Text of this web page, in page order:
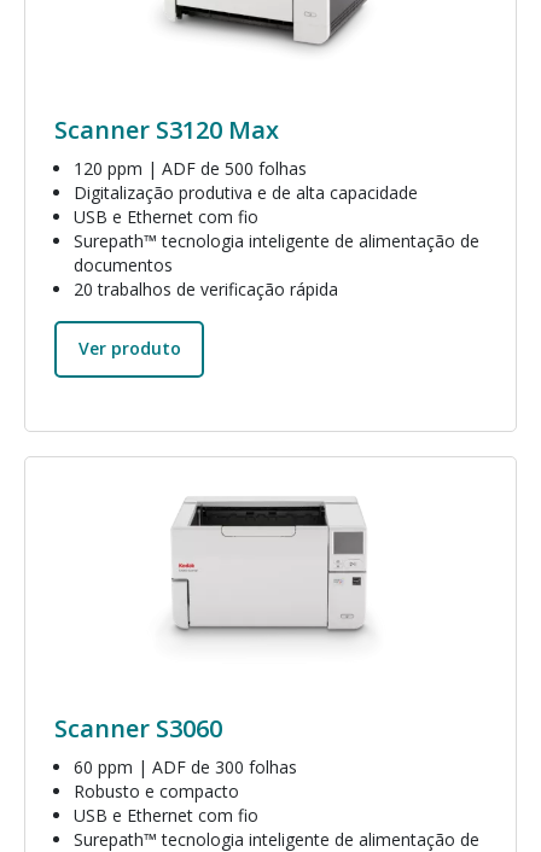
Scanner S3120 Max
120 ppm | ADF de 500 folhas
Digitalização produtiva e de alta capacidade
USB e Ethernet com fio
Surepath™ tecnologia inteligente de alimentação de
documentos
20 trabalhos de verificação rápida
Ver produto
Imagem
Scanner S3060
60 ppm | ADF de 300 folhas
Robusto e compacto
USB e Ethernet com fio
Surepath™ tecnologia inteligente de alimentação de